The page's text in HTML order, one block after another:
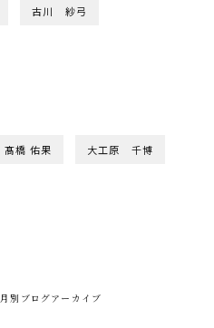
古川 紗弓
髙橋 佑果 大工原 千博
月別ブログアーカイブ